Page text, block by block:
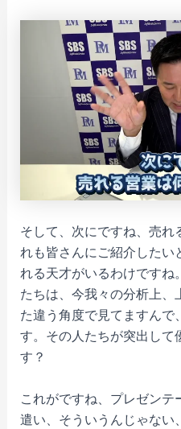
そして、次にですね、売れ
れも皆さんにご紹介したい
れる天才がいるわけですね
たちは、今我々の分析上、
た違う角度で見てますんで
す。その人たちが突出して
す？
これがですね、プレゼン
遣い、そういうんじゃない